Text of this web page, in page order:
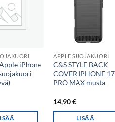
iPhone
APPLE SUOJAKUORI
C&S STYLE BACK
COVER IPHONE 17
PRO MAX musta
14,90€
LISÄÄ